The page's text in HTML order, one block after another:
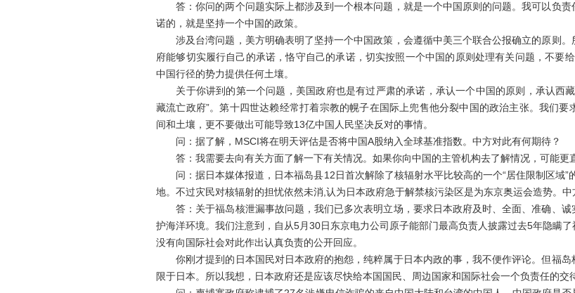
答：你问的两个问题实际上都涉及到一个根本问题，就是一个中国原则的问题。我可以负责
诺的，就是坚持一个中国的政策。
涉及台湾问题，美方明确表明了坚持一个中国政策，会遵循中美三个联合公报确立的原则。
府能够切实履行自己的承诺，恪守自己的承诺，切实按照一个中国的原则处理有关问题，不要
中国行径的势力提供任何土壤。
关于你讲到的第一个问题，美国政府也是有过严肃的承诺，承认一个中国的原则，承认西
藏流亡政府”。第十四世达赖经常打着宗教的幌子在国际上兜售他分裂中国的政治主张。我们
间和土壤，更不要做出可能导致13亿中国人民坚决反对的事情。
问：据了解，MSCI将在明天评估是否将中国A股纳入全球基准指数。中方对此有何期待？
答：我需要去向有关方面了解一下有关情况。如果你向中国的主管机构去了解情况，可能更
问：据日本媒体报道，日本福岛县12日首次解除了核辐射水平比较高的一个“居住限制区域”
地。不过灾民对核辐射的担忧依然未消,认为日本政府急于解禁核污染区是为东京奥运会造势。
答：关于福岛核泄漏事故问题，我们已多次表明立场，要求日本政府及时、全面、准确、诚
护海洋环境。我们注意到，自从5月30日东京电力公司原子能部门最高负责人披露过去5年隐瞒
没有向国际社会对此作出认真负责的公开回应。
你刚才提到的日本国民对日本政府的抱怨，纯粹属于日本内政的事，我不便作评论。但福岛
限于日本。所以我想，日本政府还是应该尽快给本国国民、周边国家和国际社会一个负责任的交